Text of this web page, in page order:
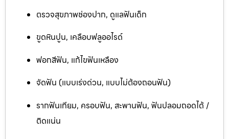
ตรวจสุขภาพช่องปาก, ดูแลฟันเด็ก
ขูดหินปูน, เคลือบฟลูออไรด์
ฟอกสีฟัน, แก้ไขฟันเหลือง
จัดฟัน (แบบเร่งด่วน, แบบไม่ต้องถอนฟัน)
รากฟันเทียม, ครอบฟัน, สะพานฟัน, ฟันปลอมถอดได้ /
ติดแน่น